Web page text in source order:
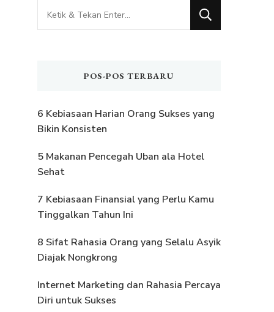
Mencari
Sesuatu?
POS-POS TERBARU
6 Kebiasaan Harian Orang Sukses yang
Bikin Konsisten
5 Makanan Pencegah Uban ala Hotel
Sehat
7 Kebiasaan Finansial yang Perlu Kamu
Tinggalkan Tahun Ini
8 Sifat Rahasia Orang yang Selalu Asyik
Diajak Nongkrong
Internet Marketing dan Rahasia Percaya
Diri untuk Sukses